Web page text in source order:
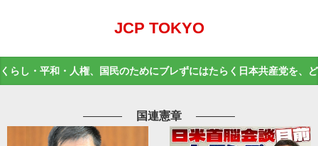
JCP TOKYO
くらし・平和・人権、国民のためにブレずにはたらく日本共産党を、
国連憲章